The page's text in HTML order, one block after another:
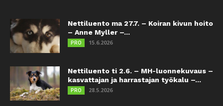
Nettiluento ma 27.7. – Koiran kivun hoito
– Anne Myller –...
PRO 15.6.2026
Nettiluento ti 2.6. – MH-luonnekuvaus –
kasvattajan ja harrastajan työkalu –...
PRO 28.5.2026